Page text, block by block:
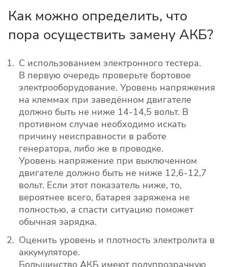
Как можно определить, что
пора осуществить замену АКБ?
С использованием электронного тестера.
В первую очередь проверьте бортовое
электрооборудование. Уровень напряжения
на клеммах при заведённом двигателе
должно быть не ниже 14-14,5 вольт. В
противном случае необходимо искать
причину неисправности в работе
генератора, либо же в проводке.
Уровень напряжение при выключенном
двигателе должно быть не ниже 12,6-12,7
вольт. Если этот показатель ниже, то,
вероятнее всего, батарея заряжена не
полностью, а спасти ситуацию поможет
обычная зарядка.
Оценить уровень и плотность электролита в
аккумуляторе.